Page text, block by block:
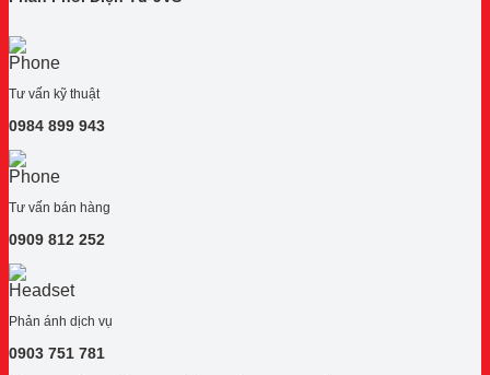
Tư vấn kỹ thuật
0984 899 943
Tư vấn bán hàng
0909 812 252
Phản ánh dịch vụ
0903 751 781